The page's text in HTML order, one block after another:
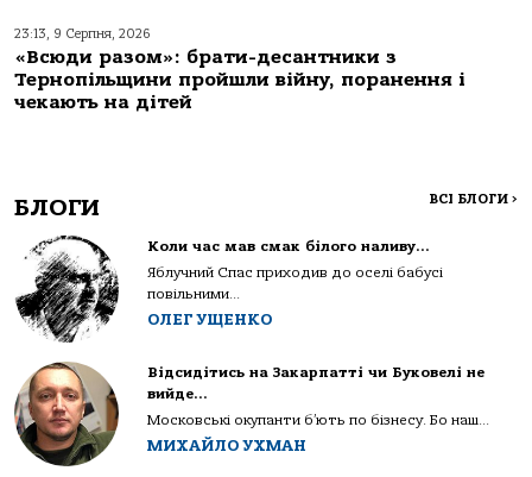
23:13, 9 Серпня, 2026
«Всюди разом»: брати-десантники з
Тернопільщини пройшли війну, поранення і
чекають на дітей
БЛОГИ ВСІ БЛОГИ >
Коли час мав смак білого наливу…
Яблучний Спас приходив до оселі бабусі
повільними...
ОЛЕГ УЩЕНКО
Відсидітись на Закарпатті чи Буковелі не
вийде…
Московські окупанти б’ють по бізнесу. Бо наш...
МИХАЙЛО УХМАН